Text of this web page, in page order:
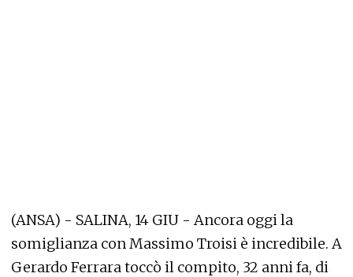
(ANSA) - SALINA, 14 GIU - Ancora oggi la
somiglianza con Massimo Troisi è incredibile. A
Gerardo Ferrara toccò il compito, 32 anni fa, di